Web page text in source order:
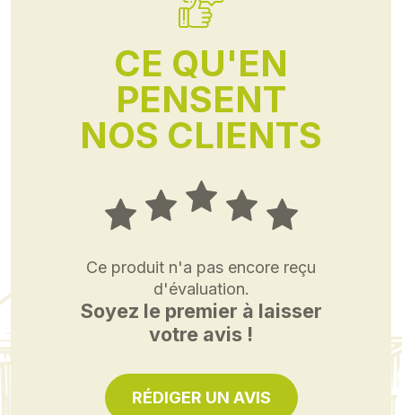
CE QU'EN
PENSENT
NOS CLIENTS
Ce produit n'a pas encore reçu
d'évaluation.
Soyez le premier à laisser
votre avis !
RÉDIGER UN AVIS